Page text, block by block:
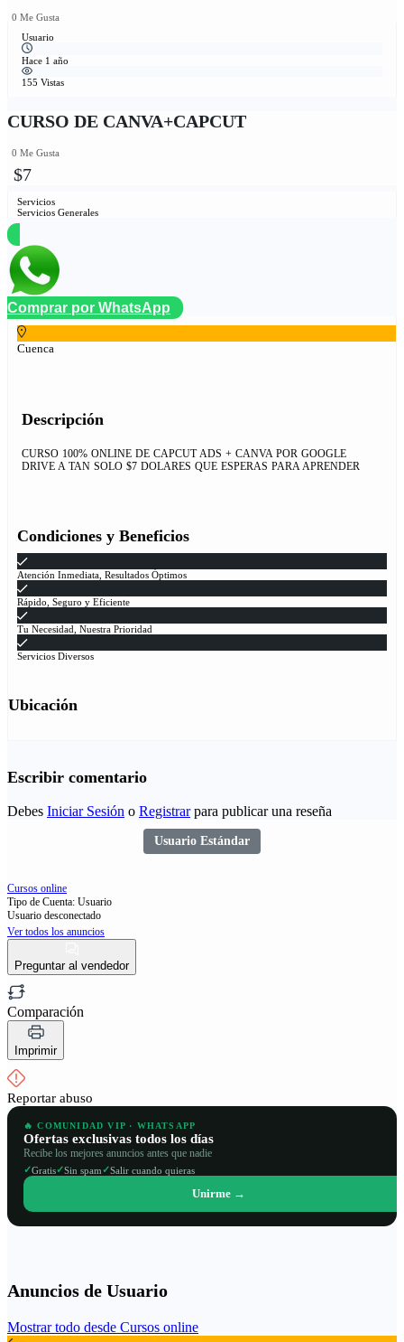
0 Me Gusta
Usuario
Hace 1 año
155 Vistas
CURSO DE CANVA+CAPCUT
0 Me Gusta
$7
Servicios
Servicios Generales
Comprar por WhatsApp
Cuenca
Descripción
CURSO 100% ONLINE DE CAPCUT ADS + CANVA POR GOOGLE
DRIVE A TAN SOLO $7 DOLARES QUE ESPERAS PARA APRENDER
Condiciones y Beneficios
Atención Inmediata, Resultados Óptimos
Rápido, Seguro y Eficiente
Tu Necesidad, Nuestra Prioridad
Servicios Diversos
Ubicación
Escribir comentario
Debes Iniciar Sesión o Registrarpara publicar una reseña
Usuario Estándar
Cursos online
Tipo de Cuenta: Usuario
Usuario desconectado
Ver todos los anuncios
Preguntar al vendedor
Comparación
Imprimir
Reportar abuso
🔥 COMUNIDAD VIP · WHATSAPP
Ofertas exclusivas todos los días
Recibe los mejores anuncios antes que nadie
✓Gratis✓Sin spam✓Salir cuando quieras
Unirme →
Anuncios de Usuario
Mostrar todo desde Cursos online